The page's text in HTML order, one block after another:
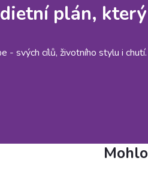
plán,
- svých cílů, životního stylu i chutí.